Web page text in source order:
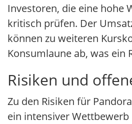
Investoren, die eine hohe
kritisch prüfen. Der
können zu weiteren
Konsumlaune ab, was ein
Risiken und
Zu den Risiken für
ein intensiver